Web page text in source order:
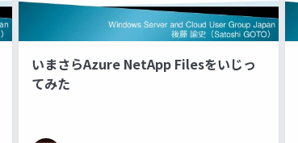
いまさらAzure NetApp Filesをいじっ
てみた